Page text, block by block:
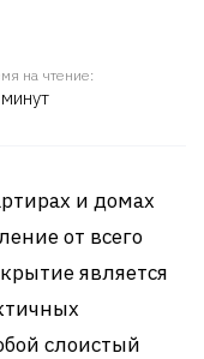
на чтение:
и домах
от всего
является
слоистый